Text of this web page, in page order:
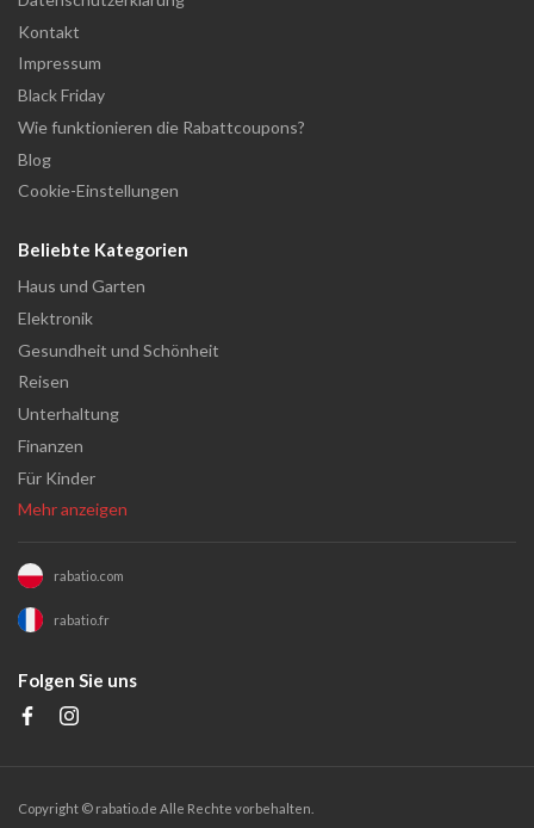
Kontakt
Impressum
Black Friday
Wie funktionieren die Rabattcoupons?
Blog
Cookie-Einstellungen
Beliebte Kategorien
Haus und Garten
Elektronik
Gesundheit und Schönheit
Reisen
Unterhaltung
Finanzen
Für Kinder
Mehr anzeigen
rabatio.com
rabatio.fr
Folgen Sie uns
Copyright © rabatio.de Alle Rechte vorbehalten.